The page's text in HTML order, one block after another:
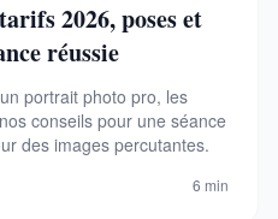
2026, poses et
réussie
portrait photo pro, les
conseils pour une séance
des images percutantes.
6 min